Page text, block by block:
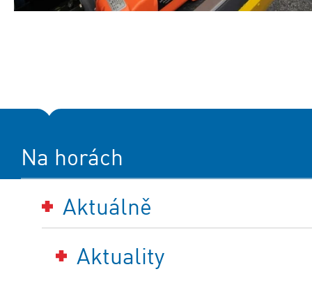
Na horách
Aktuálně
Aktuality